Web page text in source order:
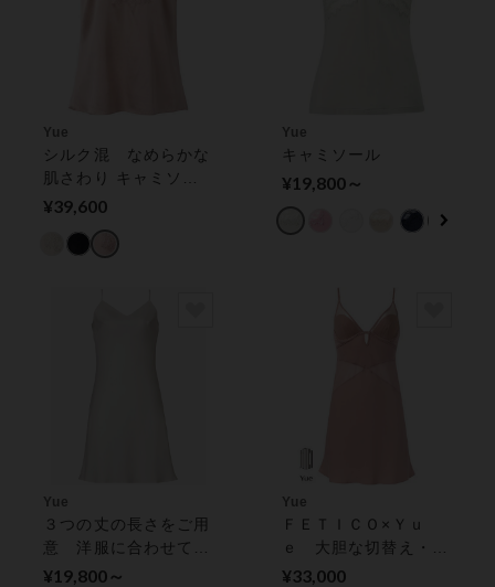
Yue
シルク混 なめらかな
肌さわり キャミソー
ル
¥39,600
Yue
キャミソール
¥19,800～
Yue
３つの丈の長さをご用
意 洋服に合わせて選
べる スリップ
¥19,800～
Yue
ＦＥＴＩＣＯ×Ｙｕ
ｅ 大胆な切替え・ワ
イヤー入りのカップ付
¥33,000